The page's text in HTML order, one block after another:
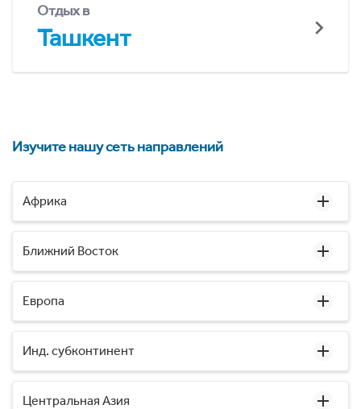
Отдых в
Ташкент
Изучите нашу сеть направлений
Африка
Ближний Восток
Европа
Инд. субконтинент
Центральная Азия